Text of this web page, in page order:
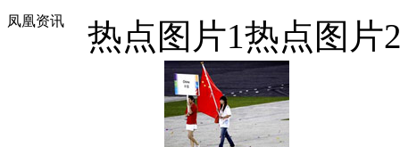
凤凰资讯 热点图片1热点图片